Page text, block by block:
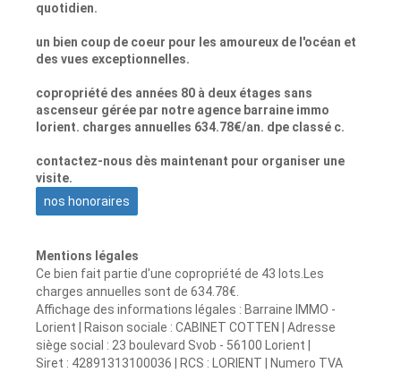
quotidien.
un bien coup de coeur pour les amoureux de l'océan et
des vues exceptionnelles.
copropriété des années 80 à deux étages sans
ascenseur gérée par notre agence barraine immo
lorient. charges annuelles 634.78€/an. dpe classé c.
contactez-nous dès maintenant pour organiser une
visite.
nos honoraires
Mentions légales
Ce bien fait partie d'une copropriété de 43 lots.Les
charges annuelles sont de 634.78€.
Affichage des informations légales : Barraine IMMO -
Lorient | Raison sociale : CABINET COTTEN | Adresse
siège social : 23 boulevard Svob - 56100 Lorient |
Siret : 42891313100036 | RCS : LORIENT | Numero TVA